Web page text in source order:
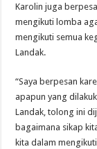
Karolin juga
mengikuti lomba
mengikuti semua
Landak.
“Saya berpesan
apapun yang
Landak, tolong ini
bagaimana sikap
kita dalam